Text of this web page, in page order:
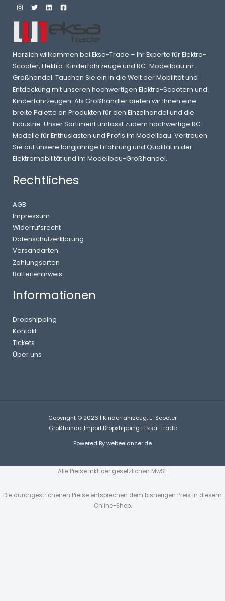
Herzlich willkommen bei Eksa-Trade – Ihr Experte für Elektro-
Scooter, Elektro-Kinderfahrzeuge und RC-Modellbau im
Großhandel. Tauchen Sie ein in die Welt der Mobilität und
Entdeckung mit unseren hochwertigen Elektro-Scootern und
Kinderfahrzeugen. Als Großhändler bieten wir Ihnen eine
breite Palette an Produkten für den Einzelhandel und die
Industrie. Unser Sortiment umfasst zudem hochwertige RC-
Modelle für Enthusiasten und Profis im Modellbau. Vertrauen
Sie auf unsere langjährige Erfahrung und Qualität in der
Elektromobilität und im Modellbau-Großhandel.
Rechtliches
AGB
Impressum
Widerrufsrecht
Datenschutzerklärung
Versandarten
Zahlungsarten
Batteriehinweis
Informationen
Dropshipping
Kontakt
Tickets
Über uns
Copyright © 2026 | Kinderfahrzeug, E-Scooter
Großhandel,Import,Dropshipping | Eksa-Trade
Powered By webeelancer.de
Alle Preise inkl. der gesetzlichen MwSt.
Die durchgestrichenen Preise entsprechen dem bisherigen Preis in diesem
Online-Shop.